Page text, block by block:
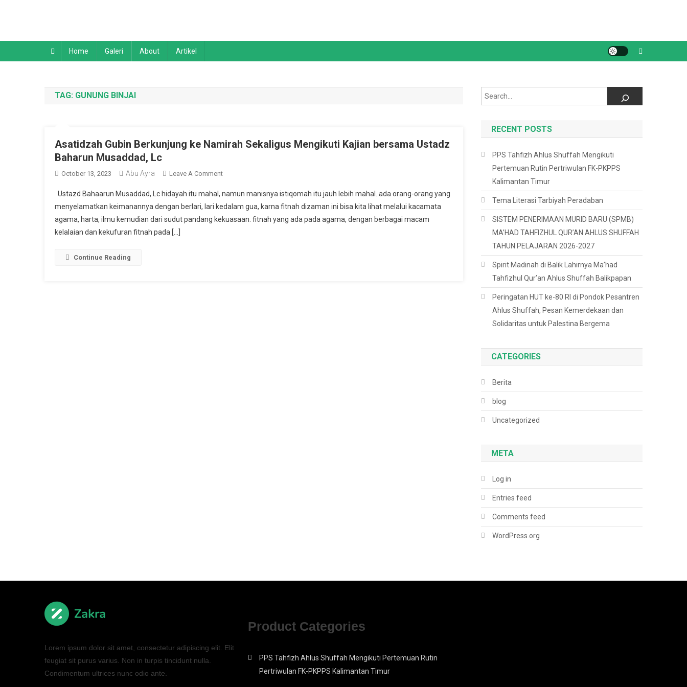
Home Galeri About Artikel
TAG: GUNUNG BINJAI
Asatidzah Gubin Berkunjung ke Namirah Sekaligus Mengikuti Kajian bersama Ustadz
Baharun Musaddad, Lc
October 13, 2023 Abu Ayra Leave A CommentOn
Gubin
Berkunjung
Ke
Ustazd Bahaarun Musaddad, Lc hidayah itu mahal, namun manisnya istiqomah itu jauh lebih mahal. ada orang-orang yang
menyelamatkan keimanannya dengan berlari, lari kedalam gua, karna fitnah dizaman ini bisa kita lihat melalui kacamata
agama, harta, ilmu kemudian dari sudut pandang kekuasaan. fitnah yang ada pada agama, dengan berbagai macam
kelalaian dan kekufuran fitnah pada […]
Continue Reading
Search
RECENT POSTS
PPS Tahfizh Ahlus Shuffah Mengikuti
Pertemuan Rutin Pertriwulan FK-PKPPS
Kalimantan Timur
Tema Literasi Tarbiyah Peradaban
SISTEM PENERIMAAN MURID BARU (SPMB)
MA’HAD TAHFIZHUL QUR’AN AHLUS SHUFFAH
TAHUN PELAJARAN 2026-2027
Spirit Madinah di Balik Lahirnya Ma’had
Tahfizhul Qur’an Ahlus Shuffah Balikpapan
Peringatan HUT ke-80 RI di Pondok Pesantren
Ahlus Shuffah, Pesan Kemerdekaan dan
Solidaritas untuk Palestina Bergema
CATEGORIES
Berita
blog
Uncategorized
META
Log in
Entries feed
Comments feed
WordPress.org
Lorem ipsum dolor sit amet, consectetur adipiscing elit. Elit
feugiat sit purus varius. Non in turpis tincidunt nulla.
Condimentum ultrices nunc odio ante.
Product Categories
PPS Tahfizh Ahlus Shuffah Mengikuti Pertemuan Rutin
Pertriwulan FK-PKPPS Kalimantan Timur